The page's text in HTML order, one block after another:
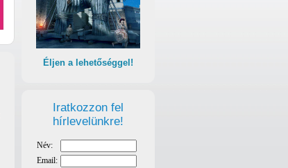
Éljen a lehetőséggel!
Iratkozzon fel
hírlevelünkre!